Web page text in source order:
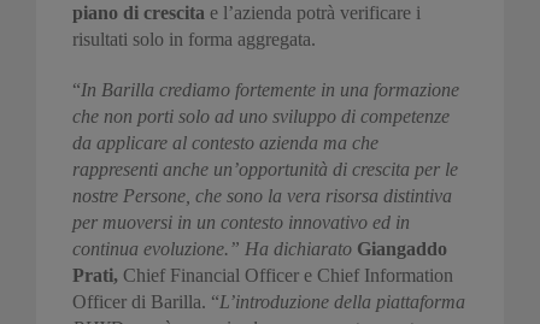
piano di crescita e l’azienda potrà verificare i
risultati solo in forma aggregata.
“In Barilla crediamo fortemente in una formazione
che non porti solo ad uno sviluppo di competenze
da applicare al contesto azienda ma che
rappresenti anche un’opportunità di crescita per le
nostre Persone, che sono la vera risorsa distintiva
per muoversi in un contesto innovativo ed in
continua evoluzione.” Ha dichiarato Giangaddo
Prati, Chief Financial Officer e Chief Information
Officer di Barilla. “L’introduzione della piattaforma